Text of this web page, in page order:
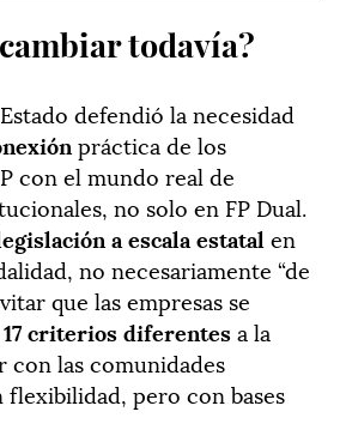
todavía?
defendió la necesidad
práctica de los
con el mundo real de
no solo en FP Dual.
a escala estatal en
no necesariamente “de
que las empresas se
17 criterios diferentesa la
con las comunidades
flexibilidad, pero con bases